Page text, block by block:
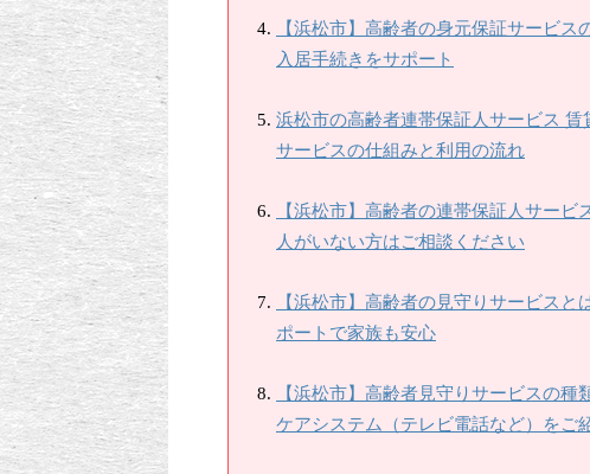
【浜松市】高齢者の身元保証サービ
入居手続きをサポート
浜松市の高齢者連帯保証人サービス
サービスの仕組みと利用の流れ
【浜松市】高齢者の連帯保証人サー
人がいない方はご相談ください
【浜松市】高齢者の見守りサービス
ポートで家族も安心
【浜松市】高齢者見守りサービスの
ケアシステム（テレビ電話など）をご